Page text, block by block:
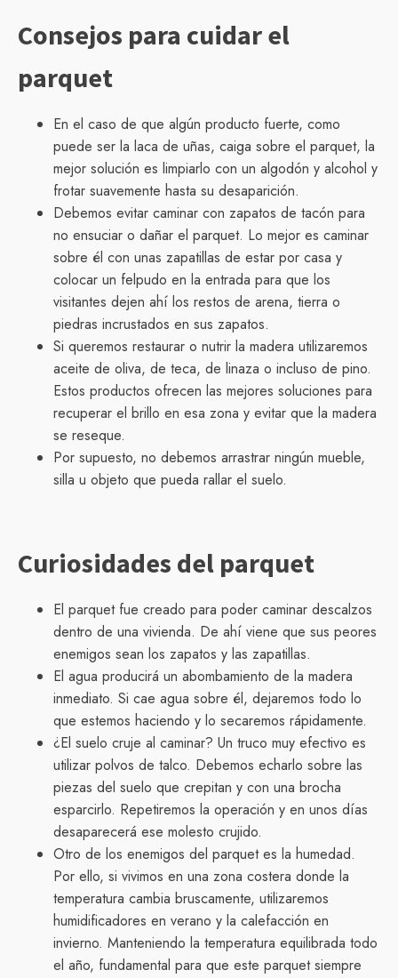
Consejos para cuidar el
parquet
En el caso de que algún producto fuerte, como
puede ser la laca de uñas, caiga sobre el parquet, la
mejor solución es limpiarlo con un algodón y alcohol y
frotar suavemente hasta su desaparición.
Debemos evitar caminar con zapatos de tacón para
no ensuciar o dañar el parquet. Lo mejor es caminar
sobre él con unas zapatillas de estar por casa y
colocar un felpudo en la entrada para que los
visitantes dejen ahí los restos de arena, tierra o
piedras incrustados en sus zapatos.
Si queremos restaurar o nutrir la madera utilizaremos
aceite de oliva, de teca, de linaza o incluso de pino.
Estos productos ofrecen las mejores soluciones para
recuperar el brillo en esa zona y evitar que la madera
se reseque.
Por supuesto, no debemos arrastrar ningún mueble,
silla u objeto que pueda rallar el suelo.
Curiosidades del parquet
El parquet fue creado para poder caminar descalzos
dentro de una vivienda. De ahí viene que sus peores
enemigos sean los zapatos y las zapatillas.
El agua producirá un abombamiento de la madera
inmediato. Si cae agua sobre él, dejaremos todo lo
que estemos haciendo y lo secaremos rápidamente.
¿El suelo cruje al caminar? Un truco muy efectivo es
utilizar polvos de talco. Debemos echarlo sobre las
piezas del suelo que crepitan y con una brocha
esparcirlo. Repetiremos la operación y en unos días
desaparecerá ese molesto crujido.
Otro de los enemigos del parquet es la humedad.
Por ello, si vivimos en una zona costera donde la
temperatura cambia bruscamente, utilizaremos
humidificadores en verano y la calefacción en
invierno. Manteniendo la temperatura equilibrada todo
el año, fundamental para que este parquet siempre